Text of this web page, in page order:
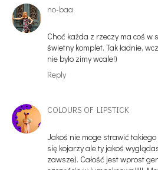
no-baa
Choć każda z rzeczy ma coś w
świetny komplet. Tak ładnie,
nie było zimy wcale!)
Reply
COLOURS OF LIPSTICK
Jakoś nie moge strawić
się kojarzy ale ty jakoś
zawsze). Całość jest wprost